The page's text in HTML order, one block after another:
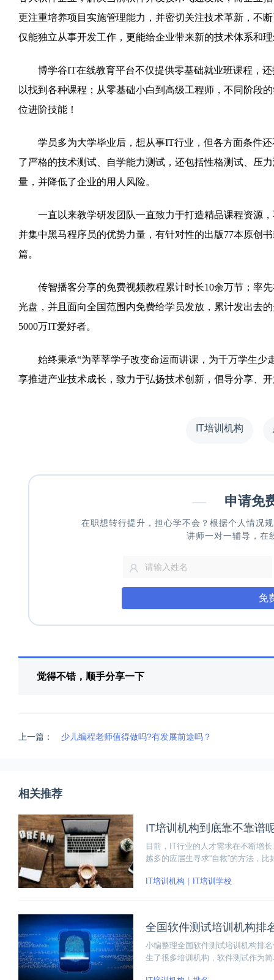
更注重培养项目实施管理能力，并密切关注技术革新，不
仅能独立从事开发工作，更能给企业带来新的技术体系和
博学谷IT在线教育平台不仅提供零基础就业班课程，还
以找到各种课程；从零基础小白到高级工程师，不同阶段
位进阶技能！
学员多为大学毕业后，想从事IT行业，但各方面条件还
了严格的技术测试、自学能力测试，还包括性格测试、压
量，并降低了企业的用人风险。
一直以来教学研发团队一直致力于打造精品课程资源，
并集中黑马程序员的优势力量，有针对性的出版77本原创
篇。
传智播客分享的免费视频教程累计时长10余万节；率先
光盘，并且面向全国范围内免费给学员发放，累计发出去
5000万IT爱好者。
始终秉承“为莘莘学子改变命运而讲课，为千万学生少
享推进产业技术成长，致力于弘扬技术创新，倡导分享、
IT培训机构
— 申请免
在职想转行提升，担心学不会？根据个人情况
讲师一对一辅导，在
免
觉得不错，顺手分享一下
上一篇： 少儿编程老师值得做吗?有发展前途吗？
相关推荐
IT培训机构到底靠不靠谱
目前，IT行业的人才需求在不断增
越多的应届生寻求“自救”的方法，
IT培训机构
IT培训学校
全国软件测试培训机构排
小编整理全国软件测试培训机构排
生了很多培训机构，软件测试作为